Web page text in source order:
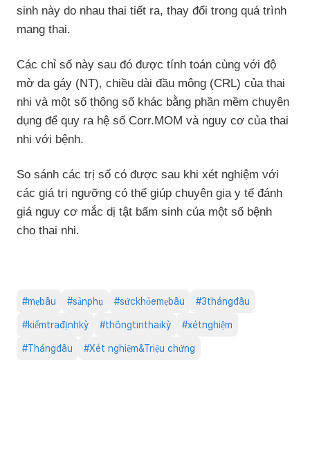
sinh này do nhau thai tiết ra, thay đổi trong quá trình
mang thai.
Các chỉ số này sau đó được tính toán cùng với độ
mờ da gáy (NT), chiều dài đầu mông (CRL) của thai
nhi và một số thông số khác bằng phần mềm chuyên
dụng để quy ra hệ số Corr.MOM và nguy cơ của thai
nhi với bệnh.
So sánh các trị số có được sau khi xét nghiệm với
các giá trị ngưỡng có thể giúp chuyên gia y tế đánh
giá nguy cơ mắc dị tật bẩm sinh của một số bệnh
cho thai nhi.
#mẹbầu #sảnphụ #sứckhỏemẹbầu #3thángđầu
#kiểmtrađịnhkỳ #thôngtinthaikỳ #xétnghiệm
#Thángđầu #Xét nghiệm&Triệu chứng